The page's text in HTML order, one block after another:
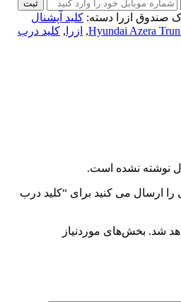
ثبت
صندوق ازرا دسته: کلید آپشنال
Hyundai Azera
, ازرا , کلید درب
نوشته نشده است.
را ارسال می کنید برای “کلید درب
شد. بخش‌های موردنیاز